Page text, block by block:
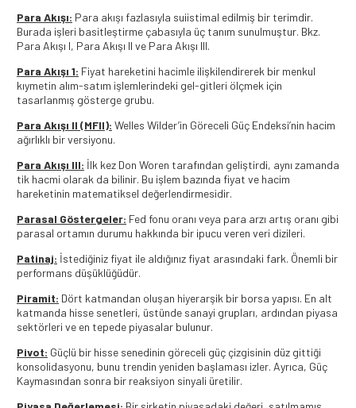
Para Akışı: Para akışı fazlasıyla suiistimal edilmiş bir terimdir.
Burada işleri basitleştirme çabasıyla üç tanım sunulmuştur. Bkz.
Para Akışı I, Para Akışı II ve Para Akışı III.
Para Akışı 1: Fiyat hareketini hacimle ilişkilendirerek bir menkul
kıymetin alım-satım işlemlerindeki gel-gitleri ölçmek için
tasarlanmış gösterge grubu.
Para Akışı II (MFII): Welles Wilder’in Göreceli Güç Endeksi’nin hacim
ağırlıklı bir versiyonu.
Para Akışı III: İlk kez Don Woren tarafından geliştirdi, aynı zamanda
tik hacmi olarak da bilinir. Bu işlem bazında fiyat ve hacim
hareketinin matematiksel değerlendirmesidir.
Parasal Göstergeler: Fed fonu oranı veya para arzı artış oranı gibi
parasal ortamın durumu hakkında bir ipucu veren veri dizileri.
Patinaj: İstediğiniz fiyat ile aldığınız fiyat arasındaki fark. Önemli bir
performans düşüklüğüdür.
Piramit: Dört katmandan oluşan hiyerarşik bir borsa yapısı. En alt
katmanda hisse senetleri, üstünde sanayi grupları, ardından piyasa
sektörleri ve en tepede piyasalar bulunur.
Pivot: Güçlü bir hisse senedinin göreceli güç çizgisinin düz gittiği
konsolidasyonu, bunu trendin yeniden başlaması izler. Ayrıca, Güç
Kaymasından sonra bir reaksiyon sinyali üretilir.